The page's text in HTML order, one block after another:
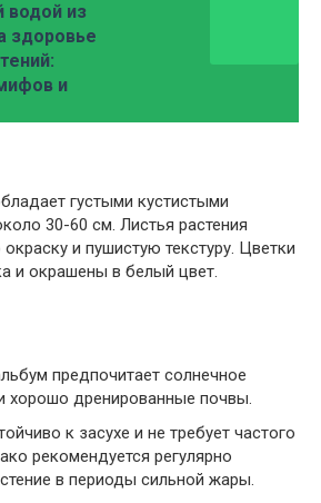
водой из
здоровье
и
густыми кустистыми
30-60 см. Листья растения
и пушистую текстуру. Цветки
и окрашены в белый цвет.
предпочитает солнечное
хорошо дренированные почвы.
к засухе и не требует частого
рекомендуется регулярно
в периоды сильной жары.